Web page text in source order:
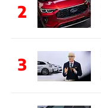
2
3